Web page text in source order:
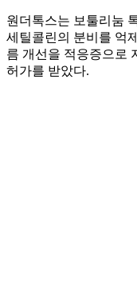
원더톡스는 보툴리눔
세틸콜린의 분비를 억
름 개선을 적응증으로
허가를 받았다.